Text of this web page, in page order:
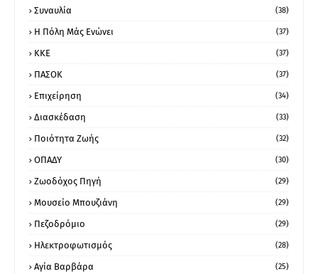
Συναυλία (38)
Η Πόλη Μάς Ενώνει (37)
ΚΚΕ (37)
ΠΑΣΟΚ (37)
Επιχείρηση (34)
Διασκέδαση (33)
Ποιότητα Ζωής (32)
ΟΠΑΔΥ (30)
Ζωοδόχος Πηγή (29)
Μουσείο Μπουζιάνη (29)
Πεζοδρόμιο (29)
Ηλεκτροφωτισμός (28)
Αγία Βαρβάρα (25)